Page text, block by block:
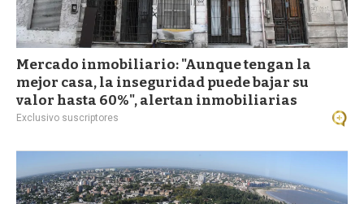
Mercado inmobiliario: "Aunque tengan la
mejor casa, la inseguridad puede bajar su
valor hasta 60%", alertan inmobiliarias
Exclusivo suscriptores